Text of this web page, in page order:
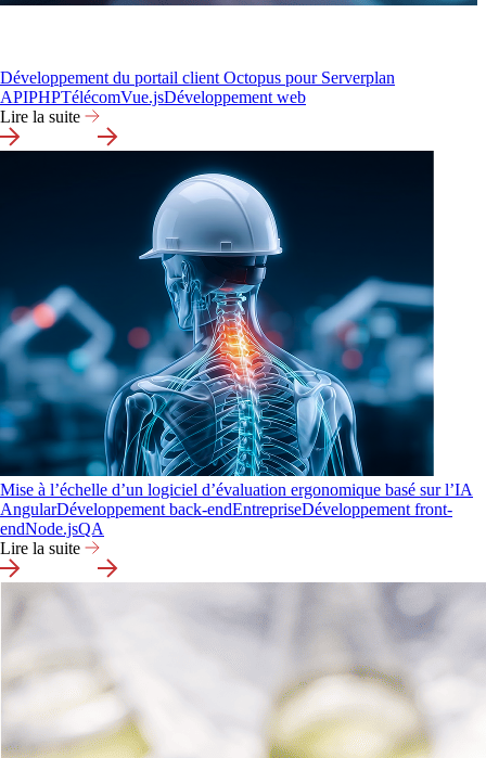
Développement du portail client Octopus pour Serverplan
APIPHPTélécomVue.jsDéveloppement web
Lire la suite
Mise à l’échelle d’un logiciel d’évaluation ergonomique basé sur l’IA
AngularDéveloppement back-endEntrepriseDéveloppement front-
endNode.jsQA
Lire la suite